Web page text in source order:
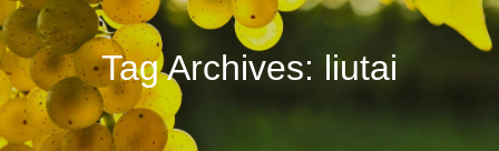
Tag Archives: liutai